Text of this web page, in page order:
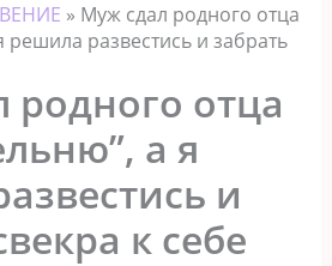
» Муж сдал родного отца
решила развестись и забрать
родного отца
а я
и
к себе